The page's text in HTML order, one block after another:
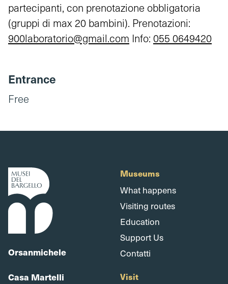
partecipanti, con prenotazione obbligatoria
(gruppi di max 20 bambini). Prenotazioni:
900laboratorio@gmail.com Info: 055 0649420
Entrance
Free
Orsanmichele
Casa Martelli
Museums
What happens
Visiting routes
Education
Support Us
Contatti
Visit